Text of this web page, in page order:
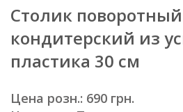
Столик поворотный
кондитерский из
пластика 30 см
Цена розн.: 690 грн.